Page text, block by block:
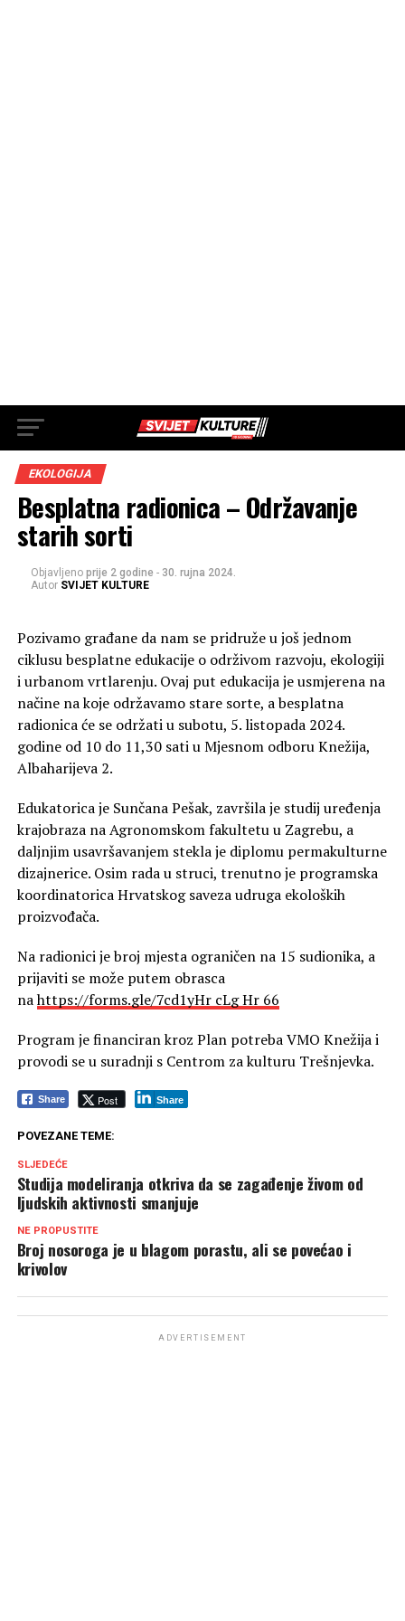
EKOLOGIJA
Besplatna radionica – Održavanje
starih sorti
Objavljeno prije 2 godine - 30. rujna 2024.
Autor SVIJET KULTURE
Pozivamo građane da nam se pridruže u još jednom
ciklusu besplatne edukacije o održivom razvoju, ekologiji
i urbanom vrtlarenju. Ovaj put edukacija je usmjerena na
načine na koje održavamo stare sorte, a besplatna
radionica će se održati u subotu, 5. listopada 2024.
godine od 10 do 11,30 sati u Mjesnom odboru Knežija,
Albaharijeva 2.
Edukatorica je Sunčana Pešak, završila je studij uređenja
krajobraza na Agronomskom fakultetu u Zagrebu, a
daljnjim usavršavanjem stekla je diplomu permakulturne
dizajnerice. Osim rada u struci, trenutno je programska
koordinatorica Hrvatskog saveza udruga ekoloških
proizvođača.
Na radionici je broj mjesta ograničen na 15 sudionika, a
prijaviti se može putem obrasca
nahttps://forms.gle/7cd1yHr cLg Hr 66
Program je financiran kroz Plan potreba VMO Knežija i
provodi se u suradnji s Centrom za kulturu Trešnjevka.
Share Post Share
POVEZANE TEME:
SLJEDEĆE
Studija modeliranja otkriva da se zagađenje živom od
ljudskih aktivnosti smanjuje
NE PROPUSTITE
Broj nosoroga je u blagom porastu, ali se povećao i
krivolov
ADVERTISEMENT